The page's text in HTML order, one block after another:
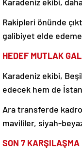
Rakipleri önünde
galibiyet elde
HEDEF MUTLAK
Karadeniz ekibi,
edecek hem de
Ara transferde
mavililer, siyah-
SON 7 KARŞILAŞMA